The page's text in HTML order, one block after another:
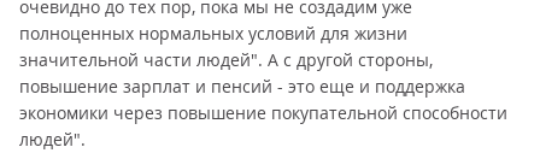
очевидно до тех пор, пока мы не создадим уже
полноценных нормальных условий для жизни
значительной части людей". А с другой стороны,
повышение зарплат и пенсий - это еще и поддержка
экономики через повышение покупательной способности
людей".